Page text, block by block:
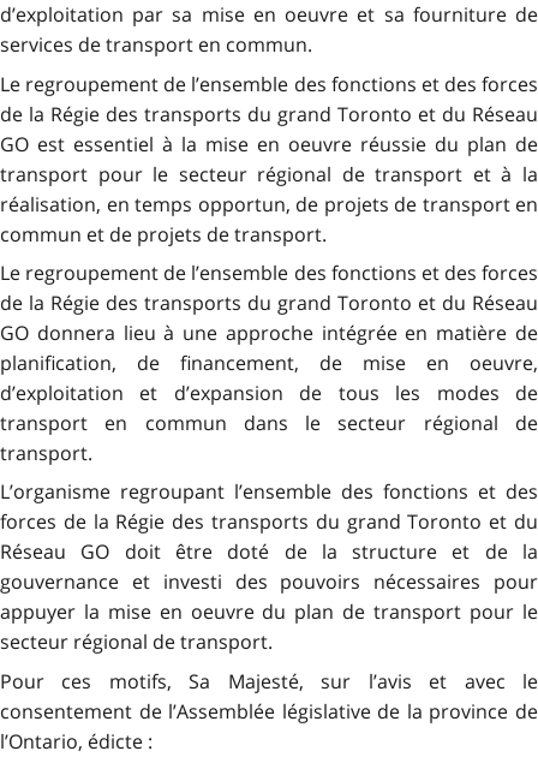
d’exploitation par sa mise en oeuvre et sa fourniture de
services de transport en commun.
Le regroupement de l’ensemble des fonctions et des forces
de la Régie des transports du grand Toronto et du Réseau
GO est essentiel à la mise en oeuvre réussie du plan de
transport pour le secteur régional de transport et à la
réalisation, en temps opportun, de projets de transport en
commun et de projets de transport.
Le regroupement de l’ensemble des fonctions et des forces
de la Régie des transports du grand Toronto et du Réseau
GO donnera lieu à une approche intégrée en matière de
planification, de financement, de mise en oeuvre,
d’exploitation et d’expansion de tous les modes de
transport en commun dans le secteur régional de
transport.
L’organisme regroupant l’ensemble des fonctions et des
forces de la Régie des transports du grand Toronto et du
Réseau GO doit être doté de la structure et de la
gouvernance et investi des pouvoirs nécessaires pour
appuyer la mise en oeuvre du plan de transport pour le
secteur régional de transport.
Pour ces motifs, Sa Majesté, sur l’avis et avec le
consentement de l’Assemblée législative de la province de
l’Ontario, édicte :